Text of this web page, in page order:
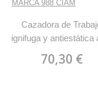
Cazadora de
ignifuga y antiestática
MARCA 988 CIAM
70,30 €